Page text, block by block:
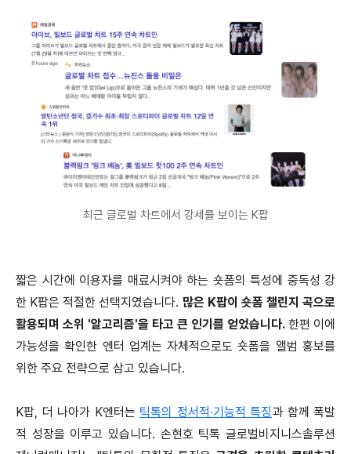
최근 글로벌 차트에서 강세를 보이는 K팝
짧은 시간에 이용자를 매료시켜야 하는 숏폼의 특성에 중독성 강
한 K팝은 적절한 선택지였습니다. 많은 K팝이 숏폼 챌린지 곡으로
활용되며 소위 '알고리즘'을 타고 큰 인기를 얻었습니다. 한편 이에
가능성을 확인한 엔터 업계는 자체적으로도 숏폼을 앨범 홍보를
위한 주요 전략으로 삼고 있습니다.
K팝, 더 나아가 K엔터는 틱톡의 정서적∙기능적 특징과 함께 폭발
적 성장을 이루고 있습니다. 손현호 틱톡 글로벌비지니스솔루션